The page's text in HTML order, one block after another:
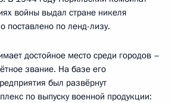
войны выдал стране никеля
поставлено по ленд-лизу.
достойное место среди городов –
звание. На базе его
был развёрнут
по выпуску военной продукции: